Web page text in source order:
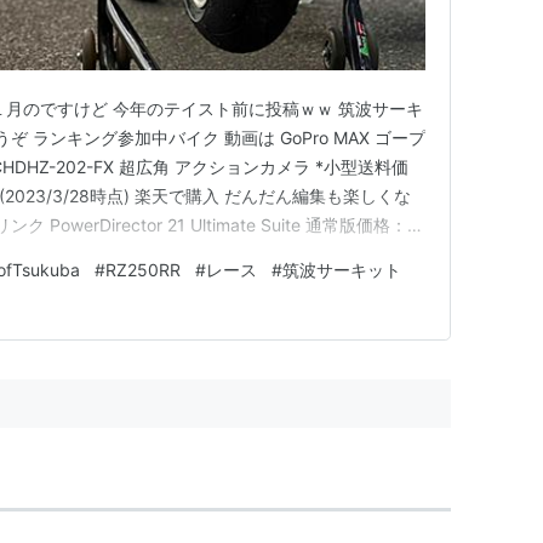
のですけど 今年のテイスト前に投稿ｗｗ 筑波サーキ
ぞ ランキング参加中バイク 動画は GoPro MAX ゴープ
202-FX 超広角 アクションカメラ *小型送料価
3/28時点) 楽天で購入 だんだん編集も楽しくな
ンク PowerDirector 21 Ultimate Suite 通常版価格：
#RZ250RR #レース #筑波サーキット